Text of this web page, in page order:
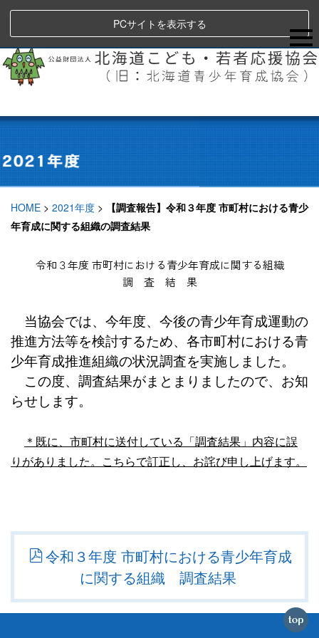
PCサイトを表示する
HOME > 2021年度 >
【調査報告】令和３年度 市町村における青少
年育成に関する組織の調査結果
令和３年度 市町村における青少年育成に関する組織
調 査 結 果
当協会では、今年度、今後の青少年育成運動の
推進方法等を検討するため、各市町村における青
少年育成推進組織の状況調査を実施しました。
この度、調査結果がまとまりましたので、お知
らせします。
＊既に、市町村に送付している「調査結果」内容に誤
りがありました。こちらで訂正し、お詫び申し上げます。
令和３年度 市町村における青少年育成
に関する組織 調査結果